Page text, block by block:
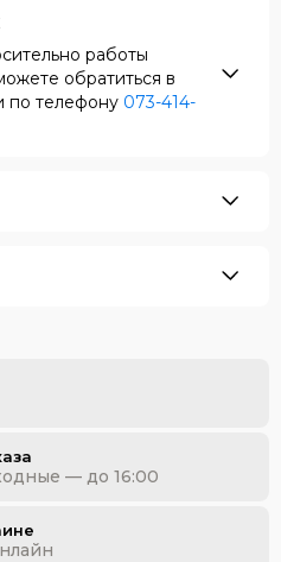
работы
обратиться в
по телефону 073-414-
— до 16:00